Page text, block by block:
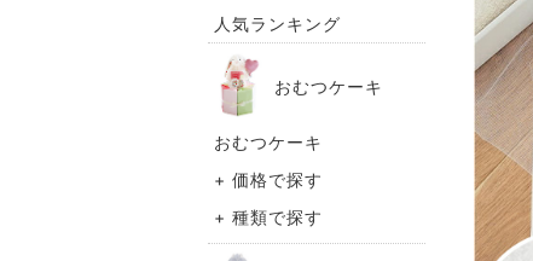
人気ランキング
おむつケーキ
おむつケーキ
+ 価格で探す
+ 種類で探す